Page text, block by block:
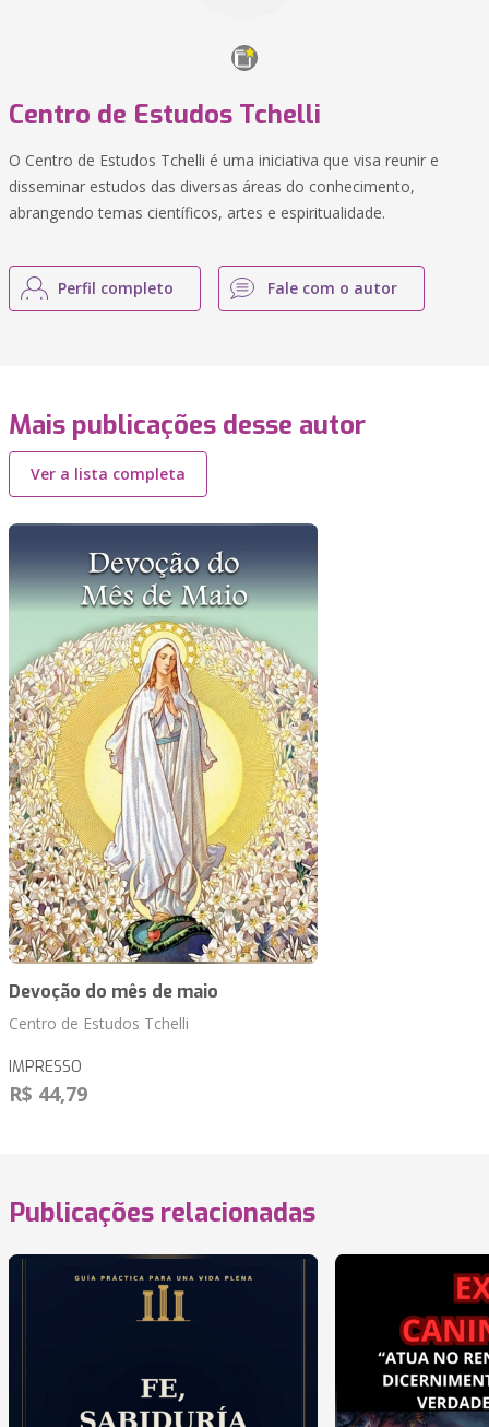
Centro de Estudos Tchelli
O Centro de Estudos Tchelli é uma iniciativa que visa reunir e
disseminar estudos das diversas áreas do conhecimento,
abrangendo temas científicos, artes e espiritualidade.
Perfil completo Fale com o autor
Mais publicações desse autor
Ver a lista completa
Devoção do mês de maio
Centro de Estudos Tchelli
IMPRESSO
R$ 44,79
Publicações relacionadas